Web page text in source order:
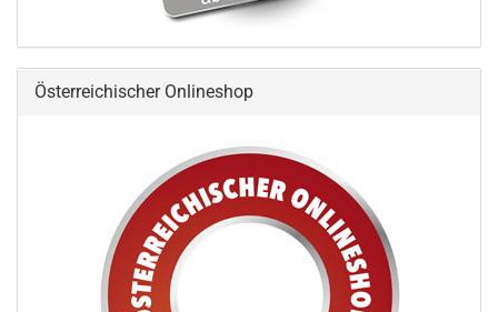
Österreichischer Onlineshop